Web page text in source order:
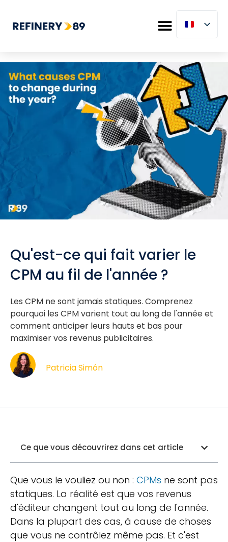
Qu'est-ce qui fait varier le
CPM au fil de l'année ?
Les CPM ne sont jamais statiques. Comprenez
pourquoi les CPM varient tout au long de l'année et
comment anticiper leurs hauts et bas pour
maximiser vos revenus publicitaires.
Patricia Simón
Ce que vous découvrirez dans cet article
Que vous le vouliez ou non : CPMs ne sont pas
statiques. La réalité est que vos revenus
d'éditeur changent tout au long de l'année.
Dans la plupart des cas, à cause de choses
que vous ne contrôlez même pas. Et c'est